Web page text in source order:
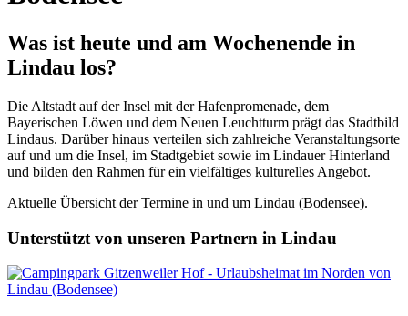
Was ist heute und am Wochenende in
Lindau los?
Die Altstadt auf der Insel mit der Hafenpromenade, dem
Bayerischen Löwen und dem Neuen Leuchtturm prägt das Stadtbild
Lindaus. Darüber hinaus verteilen sich zahlreiche Veranstaltungsorte
auf und um die Insel, im Stadtgebiet sowie im Lindauer Hinterland
und bilden den Rahmen für ein vielfältiges kulturelles Angebot.
Aktuelle Übersicht der Termine in und um Lindau (Bodensee).
Unterstützt von unseren Partnern in Lindau